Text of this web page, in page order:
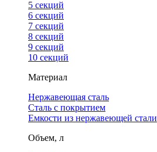
5 секций
6 секций
7 секций
8 секций
9 секций
10 секций
Материал
Нержавеющая сталь
Сталь с покрытием
Емкости из нержавеющей стали
Объем, л